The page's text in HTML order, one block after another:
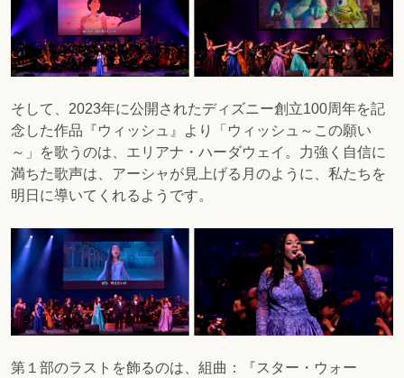
そして、2023年に公開されたディズニー創立100周年を記
念した作品『ウィッシュ』より「 ウィッシュ～この願い
～ 」を歌うのは、エリアナ・ハーダウェイ。力強く自信に
満ちた歌声は、アーシャが見上げる月のように、私たちを
明日に導いてくれるようです。
第１部のラストを飾るのは、組曲：『スター・ウォー